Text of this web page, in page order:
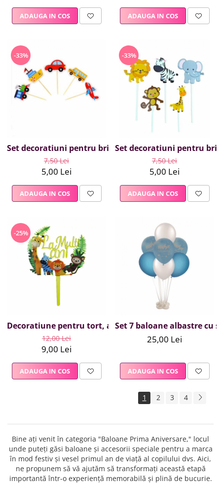
ADAUGA IN COS ADAUGA IN COS
-33%
Set decoratiuni pentru briose, mijloace de transport,
7,50 Lei
5,00 Lei
ADAUGA IN COS
-33%
Set decoratiuni pentru
7,50 Lei
5,00 Lei
ADAUGA IN COS
-25%
Decoratiune pentru tort, animale salbatice, 23 cm
12,00 Lei
9,00 Lei
ADAUGA IN COS
Set 7 baloane albastre cu
25,00 Lei
ADAUGA IN COS
1 2 3 4
Bine ați venit în categoria "Baloane Prima Aniversare," locul
unde puteți găsi baloane și accesorii speciale pentru a marca
în mod festiv și vesel primul an de viață al copilului dvs. Aici,
ne propunem să vă ajutăm să transformați această etapă
importantă într-o experiență memorabilă și plină de bucurie.